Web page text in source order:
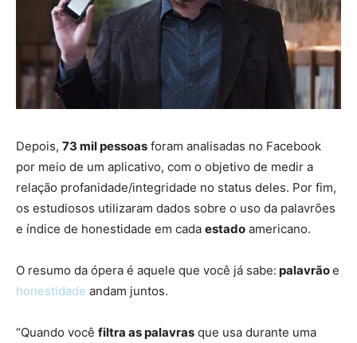
Depois, 73 mil pessoas foram analisadas no Facebook
por meio de um aplicativo, com o objetivo de medir a
relação profanidade/integridade no status deles. Por fim,
os estudiosos utilizaram dados sobre o uso da palavrões
e índice de honestidade em cada estado americano.
O resumo da ópera é aquele que você já sabe: palavrãoe
honestidade andam juntos.
“Quando você filtra as palavras que usa durante uma